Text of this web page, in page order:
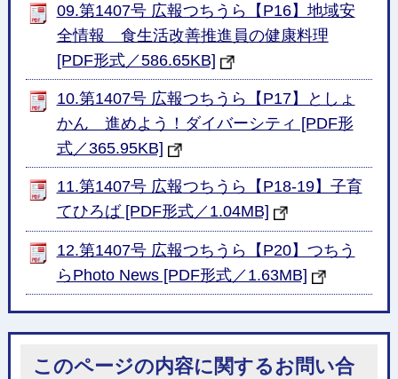
09.第1407号 広報つちうら【P16】地域安
全情報 食生活改善推進員の健康料理
[PDF形式／586.65KB]
10.第1407号 広報つちうら【P17】としょ
かん 進めよう！ダイバーシティ [PDF形
式／365.95KB]
11.第1407号 広報つちうら【P18-19】子育
てひろば [PDF形式／1.04MB]
12.第1407号 広報つちうら【P20】つちう
らPhoto News [PDF形式／1.63MB]
このページの内容に関するお問い合